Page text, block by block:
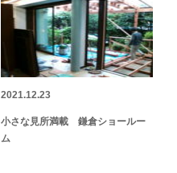
2021.12.23
小さな見所満載 鎌倉ショールー
ム